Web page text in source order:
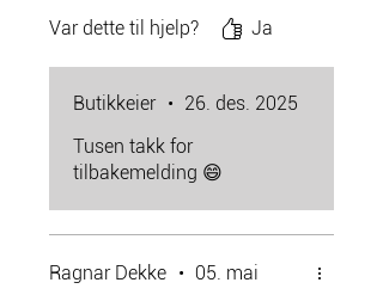
Var dette til hjelp?
Ja
Butikkeier • 26. des. 2025
Tusen takk for
tilbakemelding 😄
Ragnar Dekke • 05. mai